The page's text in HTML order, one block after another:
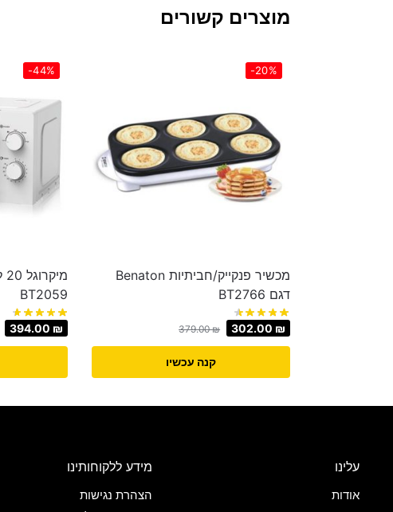
מוצרים קשורים
-20%
‏מכשיר פנקייק/חביתיות Benaton
דגם BT2766
379.00₪ 302.00 ₪
קנה עכשיו
-44%
BT2059
394.00 ₪
עלינו
אודות
מידע ללקוחותינו
הצהרת נגישות